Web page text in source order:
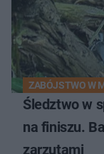
ZABÓJSTWO W
Śledztwo w
na finiszu.
zarzutami